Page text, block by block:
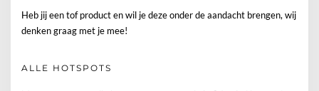
Heb jij een tof product en wil je deze onder de aandacht brengen, wij
denken graag met je mee!
ALLE HOTSPOTS